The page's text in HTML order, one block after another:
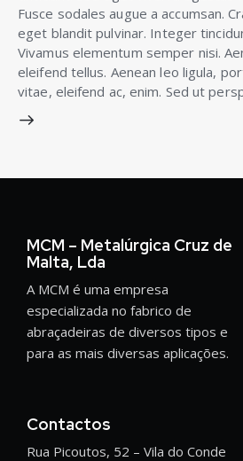
Fusce sodales augue a accumsan.
eget blandit pulvinar. Integer
Vivamus elementum semper nisi.
eleifend tellus. Aenean leo ligula,
vitae, eleifend ac, enim. Sed ut
MCM – Metalúrgica Cruz de
Malta, Lda
A MCM é uma empresa
especializada no fabrico de
abraçadeiras de diversos tipos e
para as mais diversas aplicações.
Contactos
Rua Picoutos, 52 – Vila do Conde